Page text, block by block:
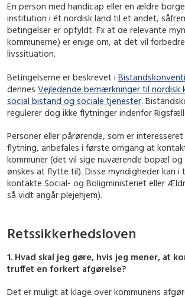
En person med handicap eller en ældre
institution i ét nordisk land til et andet,
betingelser er opfyldt. Fx at de relevante
kommunerne) er enige om, at det vil
livssituation.
Betingelserne er beskrevet i
dennes Vejledende bemærkninger til nordisk
social bistand og sociale tjenester.
regulerer dog ikke flytninger indenfor
Personer eller pårørende, som er interesseret
flytning, anbefales i første omgang at
kommuner (det vil sige nuværende bopæl
ønskes at flytte til). Disse myndigheder kan
kontakte Social- og Boligministeriet eller
så vidt angår plejehjem).
Retssikkerhedsloven
1. Hvad skal jeg gøre, hvis jeg mener, at
truffet en forkert afgørelse?
Det er muligt at klage over kommunens